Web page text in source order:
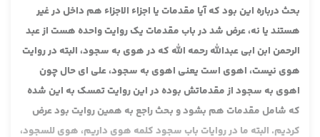
بحث درباره این بود که آیا مقدمات یا اجزاء الاجزاء هم داخل در غیر
هستند یا نه، عرض شد در باب مقدمات یک روایت واحده هست از عبد
الرحمن ابن ابی عبدالله رحمه الله که در هوی به سجود، البته در روایت
هوی نیست، اهوی است یعنی اهوی به سجود، علی ای حال چون
اهوی به سجود از مقدماتش بوده در این روایت تمسک به این شده
که شامل مقدمات هم بشود و بحث راجع به همین روایت بود عرض
کردیم. البته ما در روایات باب سجود کلمه هوی داریم، هوی للسجود،